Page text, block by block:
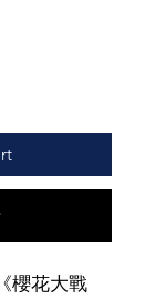
櫻花大戰